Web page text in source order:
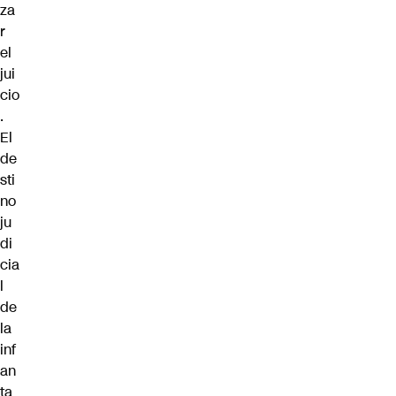
za
r
el
jui
cio
.
El
de
sti
no
ju
di
cia
l
de
la
inf
an
ta